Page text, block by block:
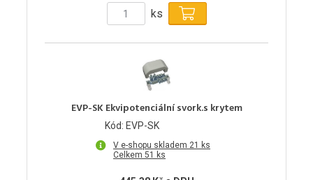
ks
EVP-SK Ekvipotenciální svork.s krytem
Kód: EVP-SK
V e-shopu skladem 21 ks
Celkem 51 ks